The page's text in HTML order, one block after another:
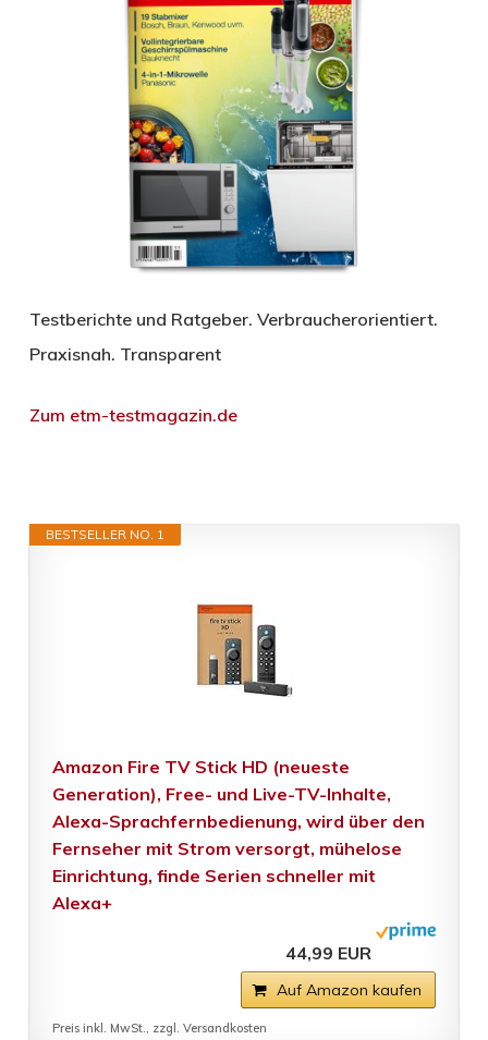
Testberichte und Ratgeber. Verbraucherorientiert.
Praxisnah. Transparent
Zum etm-testmagazin.de
BESTSELLER NO. 1
Amazon Fire TV Stick HD (neueste
Generation), Free- und Live-TV-Inhalte,
Alexa-Sprachfernbedienung, wird über den
Fernseher mit Strom versorgt, mühelose
Einrichtung, finde Serien schneller mit
Alexa+
44,99 EUR
Auf Amazon kaufen
Preis inkl. MwSt., zzgl. Versandkosten